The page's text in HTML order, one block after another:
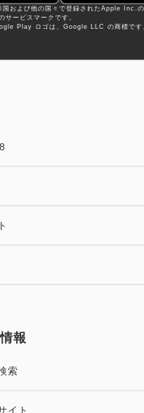
すすめの持ち物など、
い。
内に位置しているため
および他の国々で登録されたApple Inc.の
ービスマークです。
Play ロゴは、Google LLC の商標です
報
索
イト